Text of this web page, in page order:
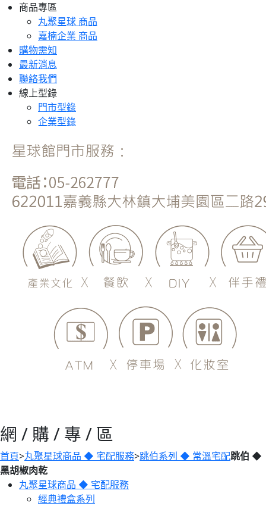
商品專區
丸聚星球 商品
嘉楠企業 商品
購物需知
最新消息
聯絡我們
線上型錄
門市型錄
企業型錄
網 / 購 / 專 / 區
首頁>丸聚星球商品 ◆ 宅配服務>跳伯系列 ◆ 常溫宅配跳伯 ◆
黑胡椒肉乾
丸聚星球商品 ◆ 宅配服務
經典禮盒系列